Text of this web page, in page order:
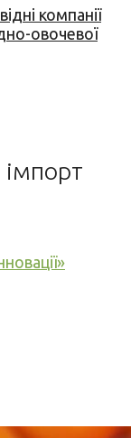
компанії
овочевої
імпорт